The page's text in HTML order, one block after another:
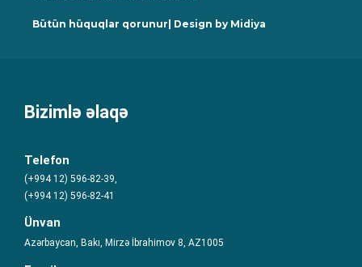
Bütün hüquqlar qorunur| Design by Midiya
Bizimlə əlaqə
Telefon
(+994 12) 596-82-39,
(+994 12) 596-82-41
Ünvan
Azərbaycan, Bakı, Mirzə İbrahimov 8, AZ1005